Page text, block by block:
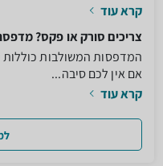
קרא עוד
צריכים סורק או פקס?
המדפסות המשולבות כוללות
אם אין לכם סיבה...
קרא עוד